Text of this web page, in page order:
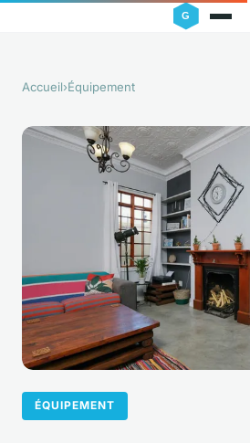
Accueil›Équipement
ÉQUIPEMENT